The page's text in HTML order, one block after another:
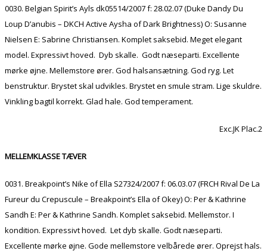
0030. Belgian Spirit’s Ayls dk05514/2007 f: 28.02.07 (Duke Dandy Du
Loup D’anubis – DKCH Active Aysha of Dark Brightness) O: Susanne
Nielsen E: Sabrine Christiansen. Komplet saksebid. Meget elegant
model. Expressivt hoved. Dyb skalle. Godt næseparti. Excellente
mørke øjne. Mellemstore ører. God halsansætning. God ryg. Let
benstruktur. Brystet skal udvikles. Brystet en smule stram. Lige skuldre.
Vinkling bagtil korrekt. Glad hale. God temperament.
Exc.JK Plac.2
MELLEMKLASSE TÆVER
0031. Breakpoint’s Nike of Ella S27324/2007 f: 06.03.07 (FRCH Rival De La
Fureur du Crepuscule – Breakpoint’s Ella of Okey) O: Per & Kathrine
Sandh E: Per & Kathrine Sandh. Komplet saksebid. Mellemstor. I
kondition. Expressivt hoved. Let dyb skalle. Godt næseparti.
Excellente mørke øjne. Gode mellemstore velbårede ører. Oprejst hals.